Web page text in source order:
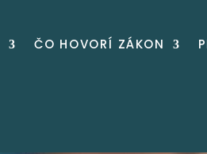
ČO HOVORÍ ZÁKON